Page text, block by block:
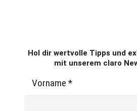
Hol dir wertvolle Tipps und
mit unserem claro
Vorname *